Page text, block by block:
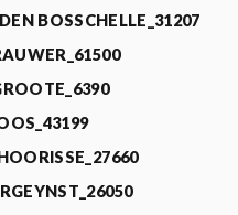
BOSSCHELLE_31207